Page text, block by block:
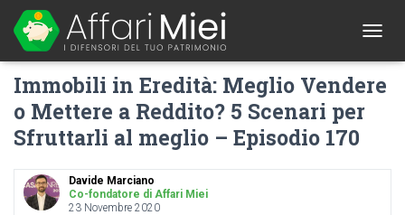
O
G
G
Immobili in Eredità: Meglio Vendere
o Mettere a Reddito? 5 Scenari per
Sfruttarli al meglio – Episodio 170
Davide Marciano
Co-fondatore di Affari Miei
23 Novembre 2020